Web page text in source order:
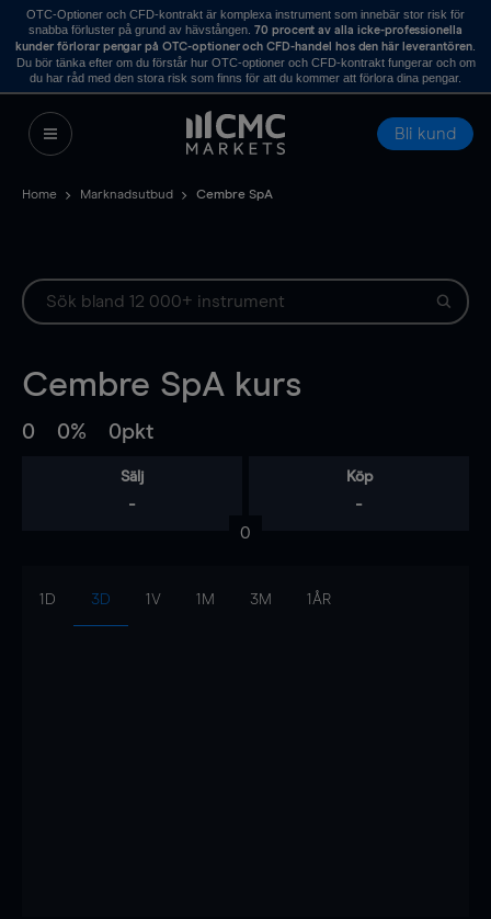
OTC-Optioner och CFD-kontrakt är komplexa instrument som innebär stor risk för
snabba förluster på grund av hävstången. 70 procent av alla icke-professionella
kunder förlorar pengar på OTC-optioner och CFD-handel hos den här leverantören.
Du bör tänka efter om du förstår hur OTC-optioner och CFD-kontrakt fungerar och om
du har råd med den stora risk som finns för att du kommer att förlora dina pengar.
Bli kund
Home Marknadsutbud Cembre SpA
Cembre SpA kurs
0 0% 0pkt
Sälj
-
Köp
-
0
1D 3D 1V 1M 3M 1ÅR